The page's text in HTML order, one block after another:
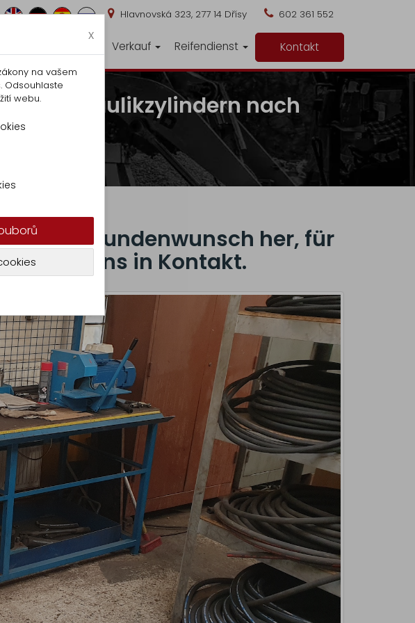
Hlavnovská 323, 277 14 Dřísy 602 361 552
Verkauf Reifendienst Kontakt
Hydraulikzylindern nach
nach Kundenwunsch her, für
mit uns in Kontakt.
x
na vašem
Odsouhlaste
webu.